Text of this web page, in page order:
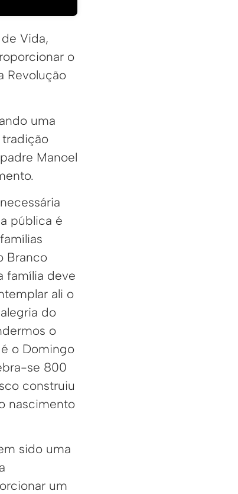
Vida,
o
Revolução
uma
Manoel
pública é
Branco
família deve
ali o
do
o
o Domingo
se 800
construiu
nascimento
sido uma
um